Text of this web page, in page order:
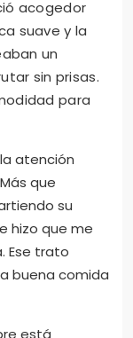
del
acogedor
suave y la
un
sin prisas.
para
atención